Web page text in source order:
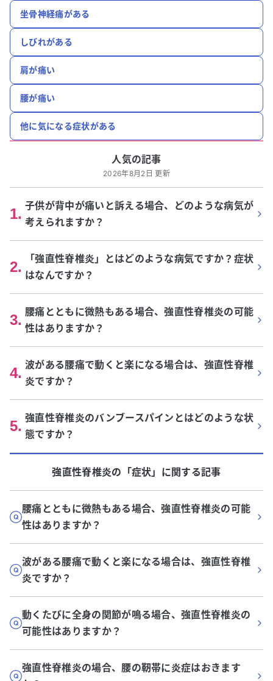
坐骨神経痛がある
しびれがある
肩が痛い
腰が痛い
他に気になる症状がある
人気の記事
2026年8月2日 更新
1. 子供が背中が痛いと訴える場合、どのような病気が
考えられますか？
2.
「強直性脊椎炎」とはどのような病気ですか？症状
はなんですか？
3. 腰痛とともに微熱もある場合、強直性脊椎炎の可能
性はありますか？
4. 波がある腰痛で動くと楽になる場合は、強直性脊椎
炎ですか？
5. 強直性脊椎炎のバンブースパインとはどのような状
態ですか？
強直性脊椎炎の「症状」に関する記事
腰痛とともに微熱もある場合、強直性脊椎炎の可能
性はありますか？
波がある腰痛で動くと楽になる場合は、強直性脊椎
炎ですか？
動くたびに全身の関節が鳴る場合、強直性脊椎炎の
可能性はありますか？
強直性脊椎炎の場合、腰の靭帯に炎症はおきます